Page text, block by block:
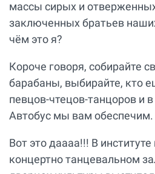
массы сирых и
заключенных братьев
чём это я?
Короче говоря, собирайте
барабаны, выбирайте, кто
певцов-чтецов-танцоров и
Автобус мы вам обеспечим.
Вот это даааа!!! В
концертно танцевальном